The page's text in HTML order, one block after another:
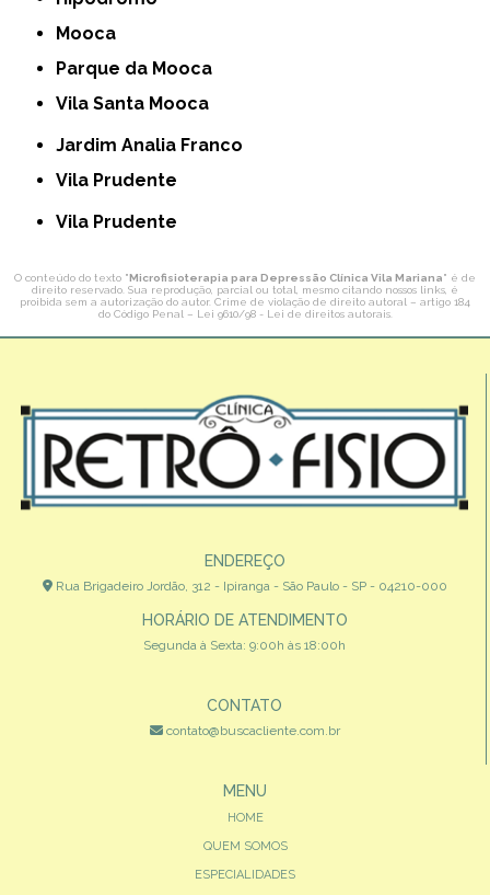
Mooca
Parque da Mooca
Vila Santa Mooca
Jardim Analia Franco
Vila Prudente
Vila Prudente
O conteúdo do texto "Microfisioterapia para Depressão Clínica Vila Mariana" é de
direito reservado. Sua reprodução, parcial ou total, mesmo citando nossos links, é
proibida sem a autorização do autor. Crime de violação de direito autoral – artigo 184
do Código Penal – Lei 9610/98 - Lei de direitos autorais.
ENDEREÇO
Rua Brigadeiro Jordão, 312 - Ipiranga - São Paulo - SP - 04210-000
HORÁRIO DE ATENDIMENTO
Segunda à Sexta: 9:00h às 18:00h
CONTATO
contato@buscacliente.com.br
MENU
HOME
QUEM SOMOS
ESPECIALIDADES